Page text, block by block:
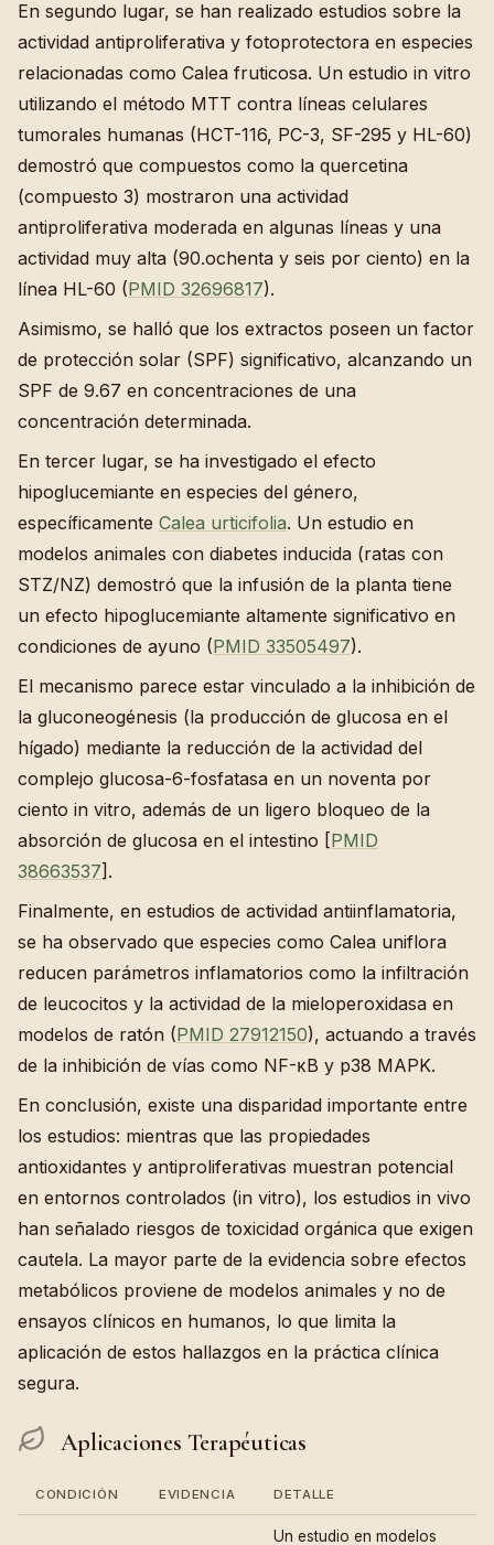
En segundo lugar, se han realizado estudios sobre la
actividad antiproliferativa y fotoprotectora en especies
relacionadas como Calea fruticosa. Un estudio in vitro
utilizando el método MTT contra líneas celulares
tumorales humanas (HCT-116, PC-3, SF-295 y HL-60)
demostró que compuestos como la quercetina
(compuesto 3) mostraron una actividad
antiproliferativa moderada en algunas líneas y una
actividad muy alta (90.ochenta y seis por ciento) en la
línea HL-60 (PMID 32696817).
Asimismo, se halló que los extractos poseen un factor
de protección solar (SPF) significativo, alcanzando un
SPF de 9.67 en concentraciones de una
concentración determinada.
En tercer lugar, se ha investigado el efecto
hipoglucemiante en especies del género,
específicamente Calea urticifolia. Un estudio en
modelos animales con diabetes inducida (ratas con
STZ/NZ) demostró que la infusión de la planta tiene
un efecto hipoglucemiante altamente significativo en
condiciones de ayuno (PMID 33505497).
El mecanismo parece estar vinculado a la inhibición de
la gluconeogénesis (la producción de glucosa en el
hígado) mediante la reducción de la actividad del
complejo glucosa-6-fosfatasa en un noventa por
ciento in vitro, además de un ligero bloqueo de la
absorción de glucosa en el intestino [PMID
38663537].
Finalmente, en estudios de actividad antiinflamatoria,
se ha observado que especies como Calea uniflora
reducen parámetros inflamatorios como la infiltración
de leucocitos y la actividad de la mieloperoxidasa en
modelos de ratón (PMID 27912150), actuando a través
de la inhibición de vías como NF-κB y p38 MAPK.
En conclusión, existe una disparidad importante entre
los estudios: mientras que las propiedades
antioxidantes y antiproliferativas muestran potencial
en entornos controlados (in vitro), los estudios in vivo
han señalado riesgos de toxicidad orgánica que exigen
cautela. La mayor parte de la evidencia sobre efectos
metabólicos proviene de modelos animales y no de
ensayos clínicos en humanos, lo que limita la
aplicación de estos hallazgos en la práctica clínica
segura.
Aplicaciones Terapéuticas
CONDICIÓN EVIDENCIA DETALLE
Un estudio en modelos